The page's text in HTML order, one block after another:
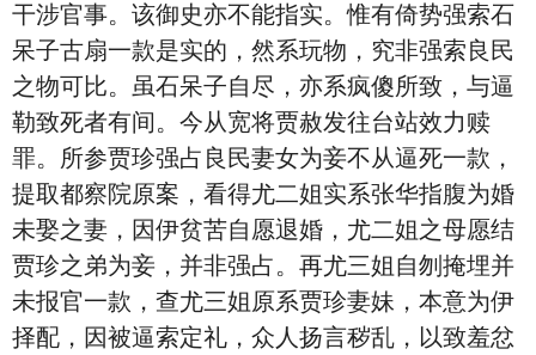
干涉官事。该御史亦不能指实。惟有倚势强索石
呆子古扇一款是实的，然系玩物，究非强索良民
之物可比。虽石呆子自尽，亦系疯傻所致，与逼
勒致死者有间。今从宽将贾赦发往台站效力赎
罪。所参贾珍强占良民妻女为妾不从逼死一款，
提取都察院原案，看得尤二姐实系张华指腹为婚
未娶之妻，因伊贫苦自愿退婚，尤二姐之母愿结
贾珍之弟为妾，并非强占。再尤三姐自刎掩埋并
未报官一款，查尤三姐原系贾珍妻妹，本意为伊
择配，因被逼索定礼，众人扬言秽乱，以致羞忿